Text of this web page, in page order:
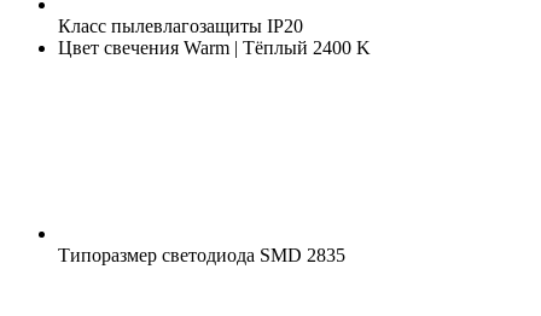
Класс пылевлагозащиты IP20
Цвет свечения Warm | Тёплый 2400 K
Типоразмер светодиода SMD 2835